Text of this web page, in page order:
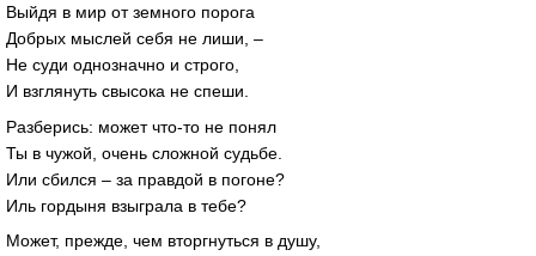
Выйдя в мир от земного порога
Добрых мыслей себя не лиши, –
Не суди однозначно и строго,
И взглянуть свысока не спеши.
Разберись: может что-то не понял
Ты в чужой, очень сложной судьбе.
Или сбился – за правдой в погоне?
Иль гордыня взыграла в тебе?
Может, прежде, чем вторгнуться в душу,